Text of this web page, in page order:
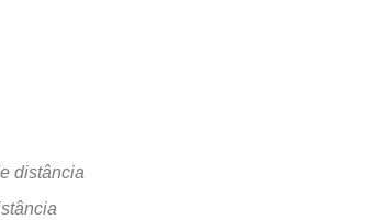
distância